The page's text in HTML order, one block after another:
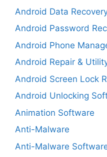
Android Data
Android Password
Android Phone
Android Repair &
Android Screen Lock
Android Unlocking
Animation Software
Anti-Malware
Anti-Malware